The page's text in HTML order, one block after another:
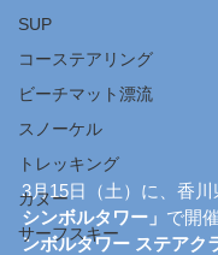
SUP
コーステアリング
ビーチマット漂流
スノーケル
トレッキング
カヌー
サーフスキー
3月15日（土）に、香
シンボルタワー」 で開
ンボルタワー ステアク